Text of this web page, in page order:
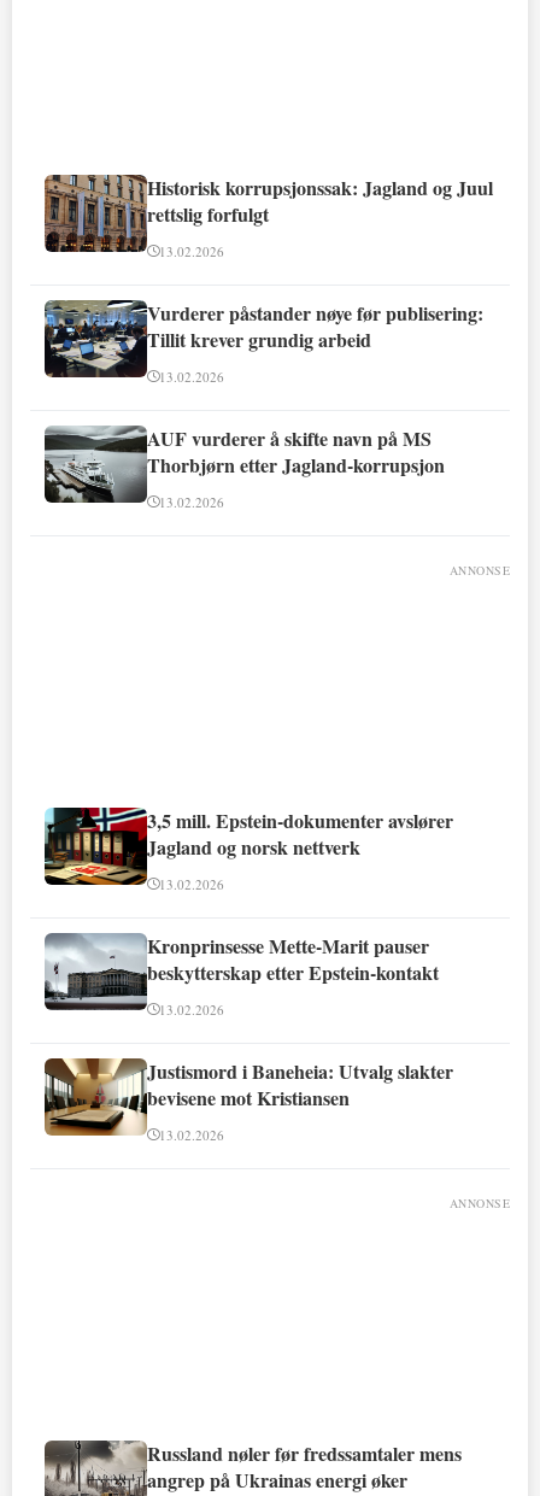
Historisk korrupsjonssak: Jagland og Juul
rettslig forfulgt
13.02.2026
Vurderer påstander nøye før publisering:
Tillit krever grundig arbeid
13.02.2026
AUF vurderer å skifte navn på MS
Thorbjørn etter Jagland-korrupsjon
13.02.2026
ANNONSE
3,5 mill. Epstein-dokumenter avslører
Jagland og norsk nettverk
13.02.2026
Kronprinsesse Mette-Marit pauser
beskytterskap etter Epstein-kontakt
13.02.2026
Justismord i Baneheia: Utvalg slakter
bevisene mot Kristiansen
13.02.2026
ANNONSE
Russland nøler før fredssamtaler mens
angrep på Ukrainas energi øker